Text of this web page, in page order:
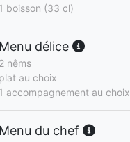
1 boisson (33 cl)
Menu délice
2 nêms
plat au choix
1 accompagnement au choix
Menu du chef